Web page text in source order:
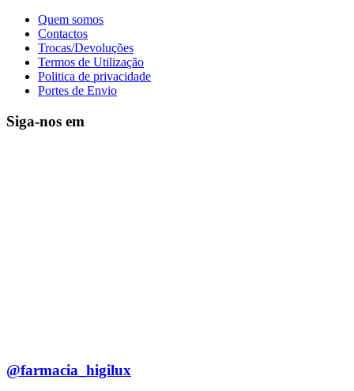
Quem somos
Contactos
Trocas/Devoluções
Termos de Utilização
Politica de privacidade
Portes de Envio
Siga-nos em
@farmacia_higilux